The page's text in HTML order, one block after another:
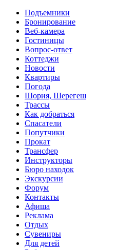
Перейти к основному содержанию
Подъемники
Бронирование
Веб-камера
Гостиницы
Вопрос-ответ
Коттеджи
Новости
Квартиры
Погода
Шория, Шерегеш
Трассы
Как добраться
Спасатели
Попутчики
Прокат
Трансфер
Инструкторы
Бюро находок
Экскурсии
Форум
Контакты
Афиша
Реклама
Отдых
Сувениры
Для детей